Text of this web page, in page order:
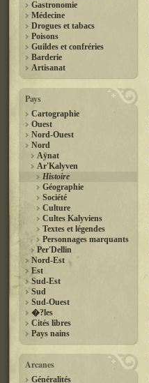
Gastronomie
Médecine
Drogues et tabacs
Poisons
Guildes et confréries
Barderie
Artisanat
Pays
Cartographie
Ouest
Nord-Ouest
Nord
Aÿnat
Ar'Kalyven
Histoire
Géographie
Société
Culture
Cultes Kalyviens
Textes et légendes
Personnages marquants
Per'Dellin
Nord-Est
Est
Sud-Est
Sud
Sud-Ouest
�?les
Cités libres
Pays nains
Arcanes
Généralités